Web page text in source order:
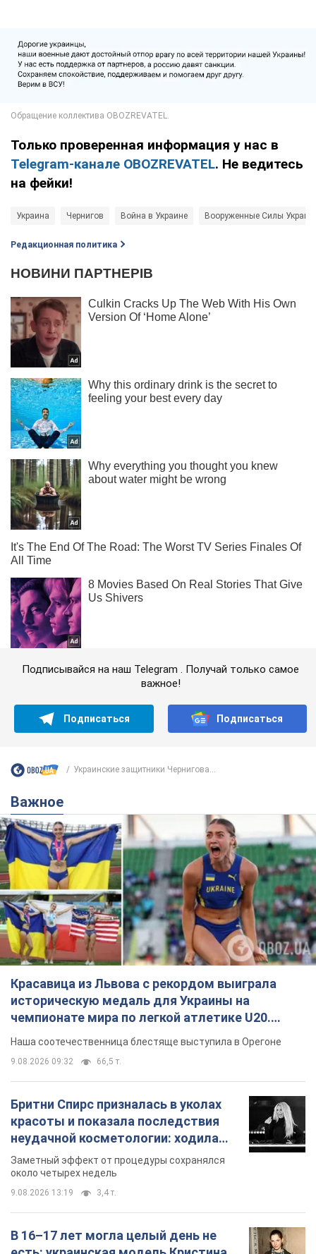
Только проверенная информация у нас в
Telegram-канале OBOZREVATEL. Не ведитесь
на фейки!
Украина Чернигов Война в Украине Вооруженные Силы
Редакционная политика
Подписывайся на наш Telegram . Получай только самое
важное!
Подписаться Подписаться
Украинские защитники Чернигова...
Важное
Красавица из Львова с рекордом выиграла
историческую медаль для Украины на
чемпионате мира по легкой атлетике U20.
Видео
Наша соотечественница блестяще выступила в Орегоне
9.08.2026 09:32 66,5 т.
Бритни Спирс призналась в уколах
красоты и показала последствия
неудачной косметологии: ходила
так почти месяц
Заметный эффект от процедуры сохранялся
около четырех недель
9.08.2026 13:19 3,4 т.
В 16–17 лет могла целый день не